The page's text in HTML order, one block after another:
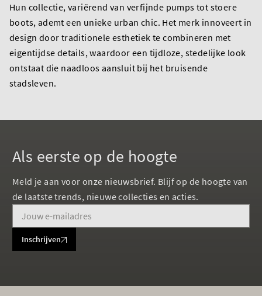
Hun collectie, variërend van verfijnde pumps tot stoere
boots, ademt een unieke urban chic. Het merk innoveert in
design door traditionele esthetiek te combineren met
eigentijdse details, waardoor een tijdloze, stedelijke look
ontstaat die naadloos aansluit bij het bruisende
stadsleven.
Als eerste op de hoogte
Meld je aan voor onze nieuwsbrief. Blijf op de hoogte van
de laatste trends, nieuwe collecties en acties.
Inschrijven